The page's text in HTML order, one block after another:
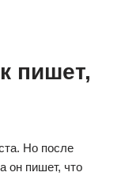
пишет,
Но после
он пишет, что